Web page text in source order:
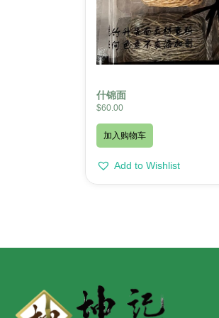
什锦面
$60.00
加入购物车
Add to Wishlist